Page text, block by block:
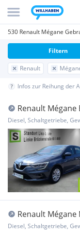
530 Renault Mégane
Renault
Filtern
Infos zur Reihung der
Renault Mégane
Diesel, Schaltgetriebe,
Renault Mégane
BOSE-Edi...
Diesel, Schaltgetriebe,